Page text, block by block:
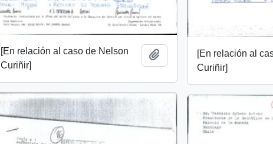
[En relación al caso de Nelson
Curiñir]
Añadir al portapapeles
[En relación al
Curiñir]